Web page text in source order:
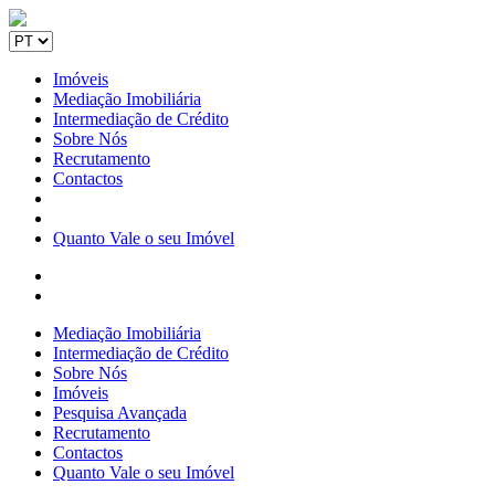
Imóveis
Mediação Imobiliária
Intermediação de Crédito
Sobre Nós
Recrutamento
Contactos
Quanto Vale o seu Imóvel
Mediação Imobiliária
Intermediação de Crédito
Sobre Nós
Imóveis
Pesquisa Avançada
Recrutamento
Contactos
Quanto Vale o seu Imóvel